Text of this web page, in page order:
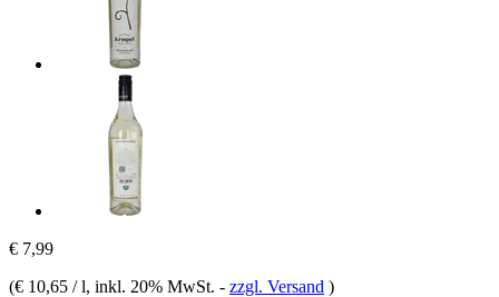
€ 7,99
(€ 10,65 / l, inkl. 20% MwSt. - zzgl. Versand )